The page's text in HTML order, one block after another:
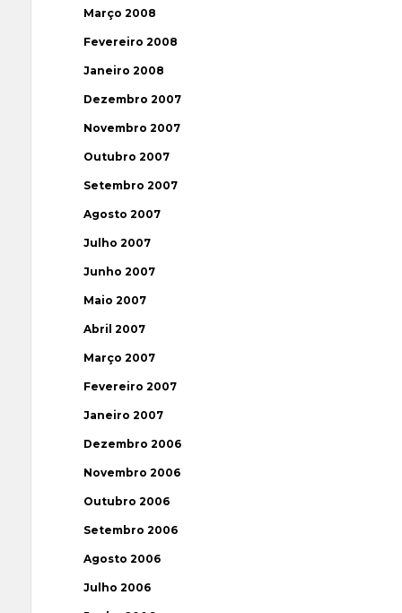
Março 2008
Fevereiro 2008
Janeiro 2008
Dezembro 2007
Novembro 2007
Outubro 2007
Setembro 2007
Agosto 2007
Julho 2007
Junho 2007
Maio 2007
Abril 2007
Março 2007
Fevereiro 2007
Janeiro 2007
Dezembro 2006
Novembro 2006
Outubro 2006
Setembro 2006
Agosto 2006
Julho 2006